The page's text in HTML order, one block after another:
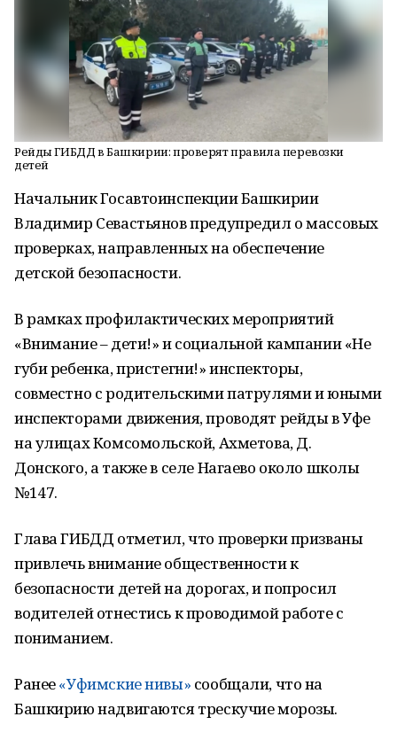
Рейды ГИБДД в Башкирии: проверят правила перевозки
детей
Начальник Госавтоинспекции Башкирии
Владимир Севастьянов предупредил о массовых
проверках, направленных на обеспечение
детской безопасности.
В рамках профилактических мероприятий
«Внимание – дети!» и социальной кампании «Не
губи ребенка, пристегни!» инспекторы,
совместно с родительскими патрулями и юными
инспекторами движения, проводят рейды в Уфе
на улицах Комсомольской, Ахметова, Д.
Донского, а также в селе Нагаево около школы
№147.
Глава ГИБДД отметил, что проверки призваны
привлечь внимание общественности к
безопасности детей на дорогах, и попросил
водителей отнестись к проводимой работе с
пониманием.
Ранее«Уфимские нивы» сообщали, что на
Башкирию надвигаются трескучие морозы.